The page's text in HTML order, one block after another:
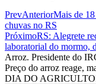
PrevAnteriorMais de
chuvas no RS
PróximoRS: Alegrete
laboratorial do mormo,
Arroz. Presidente do
Preço do arroz reage,
DIA DO